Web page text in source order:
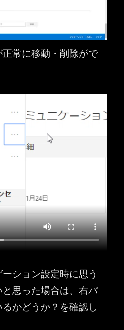
常に移動・削除がで
ション設定時に思う
思った場合は、右パ
かどうか？を確認し